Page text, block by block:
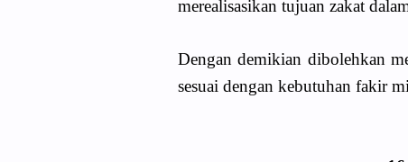
merealisasikan tujuan zakat
Dengan demikian dibolehkan
sesuai dengan kebutuhan fakir